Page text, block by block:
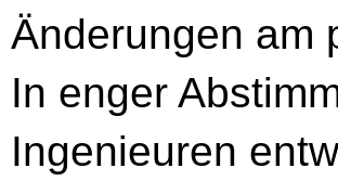
Änderungen am
In enger
Ingenieuren